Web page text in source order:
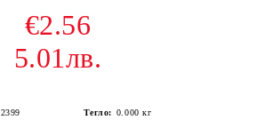
€2.56
5.01лв.
2399 Тегло: 0.000 кг